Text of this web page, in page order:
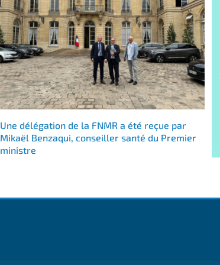
Une délégation de la FNMR a été reçue par
Mikaël Benzaqui, conseiller santé du Premier
ministre